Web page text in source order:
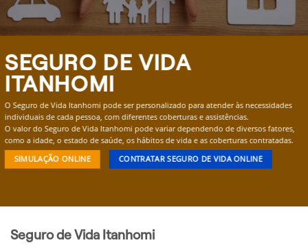
SEGURO DE VIDA
ITANHOMI
O Seguro de Vida Itanhomi pode ser personalizado para atender às necessidades
individuais de cada pessoa, com diferentes coberturas e assistências.
O valor do Seguro de Vida Itanhomi pode variar dependendo de diversos fatores,
como a idade, o estado de saúde, os hábitos de vida e as coberturas contratadas.
SIMULAÇÃO ONLINE CONTRATAR SEGURO DE VIDA ONLINE
Seguro de Vida Itanhomi